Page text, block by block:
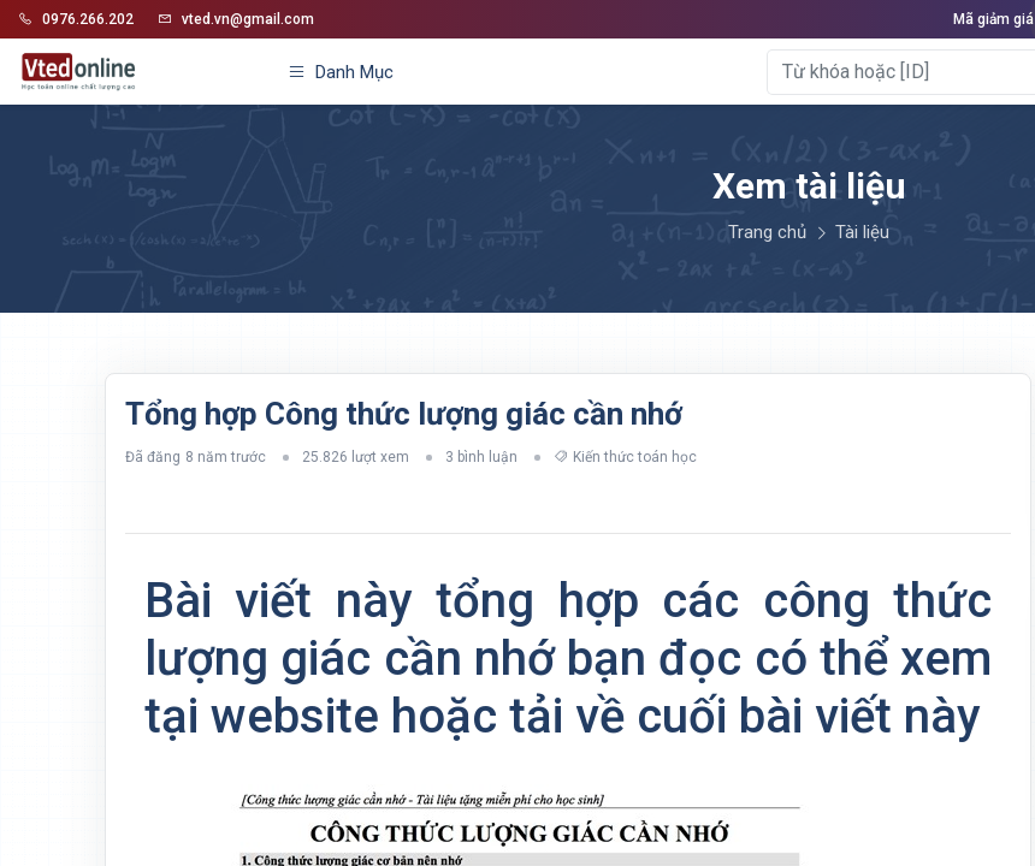
0976.266.202 vted.vn@gmail.com Mã giảm giá
Danh Mục
Xem tài liệu
Trang chủ Tài liệu
Tổng hợp Công thức lượng giác cần nhớ
Đã đăng 8 năm trước 25.826 lượt xem 3 bình luận Kiến thức toán học
Bài viết này tổng hợp các công thức
lượng giác cần nhớ bạn đọc có thể xem
tại website hoặc tải về cuối bài viết này